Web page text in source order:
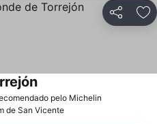
Partilhar
pelo Michelin
Ver preços
de San Vicente